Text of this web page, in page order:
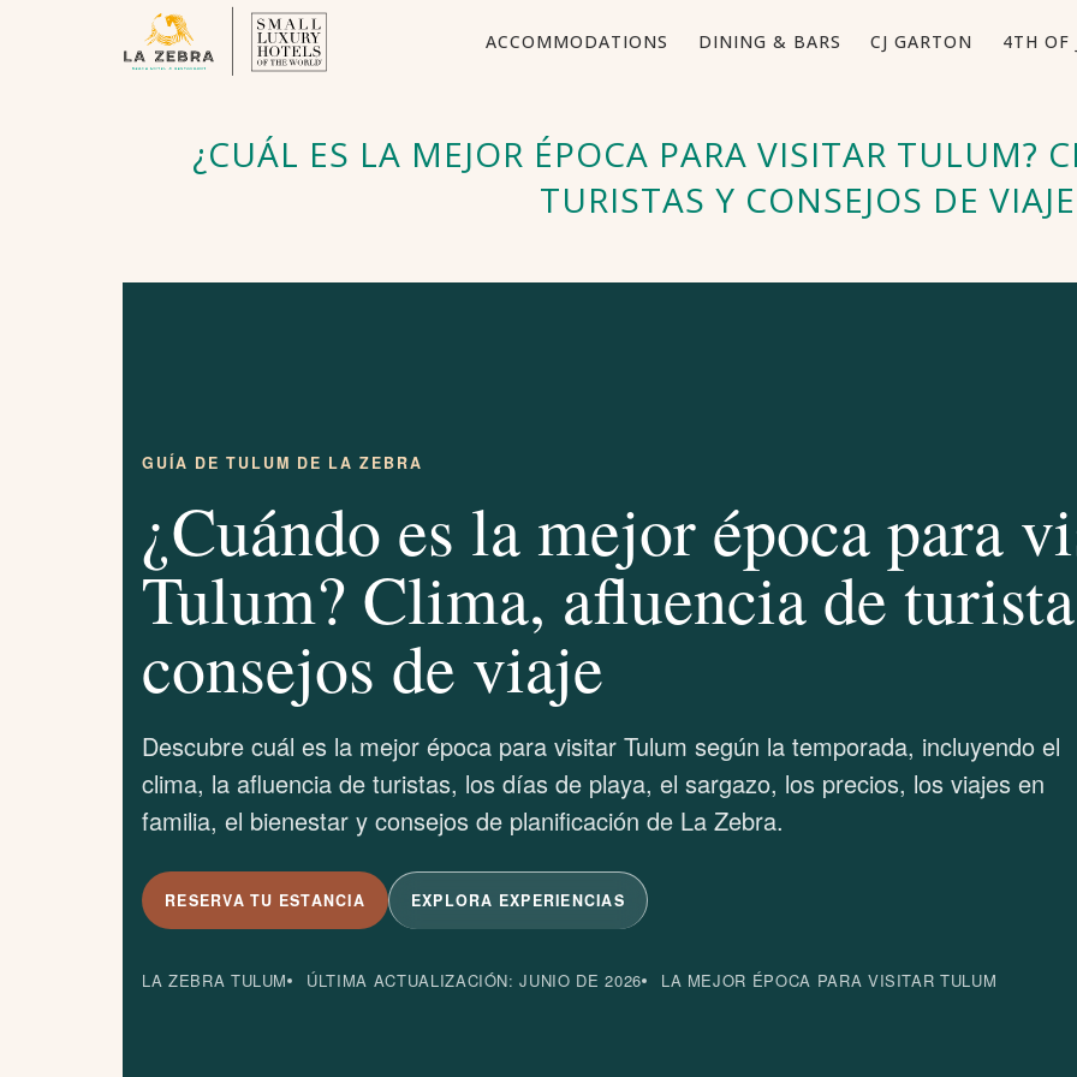
ACCOMMODATIONS DINING & BARS CJ GARTON 4TH OF
¿CUÁL ES LA MEJOR ÉPOCA PARA VISITAR TULUM?
TURISTAS Y CONSEJOS DE VIAJE
GUÍA DE TULUM DE LA ZEBRA
¿Cuándo es la mejor época para
Tulum? Clima, afluencia de
consejos de viaje
Descubre cuál es la mejor época para visitar Tulum según la temporada, incluyendo el
clima, la afluencia de turistas, los días de playa, el sargazo, los precios, los viajes en
familia, el bienestar y consejos de planificación de La Zebra.
RESERVA TU ESTANCIA EXPLORA EXPERIENCIAS
LA ZEBRA TULUM ÚLTIMA ACTUALIZACIÓN: JUNIO DE 2026 LA MEJOR ÉPOCA PARA VISITAR TULUM